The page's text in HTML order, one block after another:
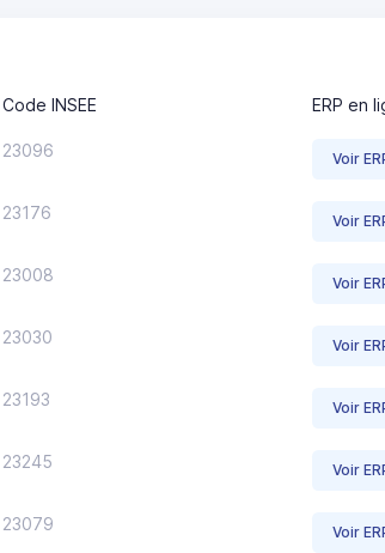
Code INSEE ERP en
23096 Voir
23176 Voir
23008 Voir
23030 Voir
23193 Voir
23245 Voir
23079 Voir